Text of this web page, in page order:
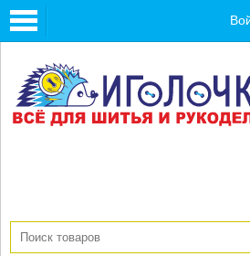
Toggle
navigation